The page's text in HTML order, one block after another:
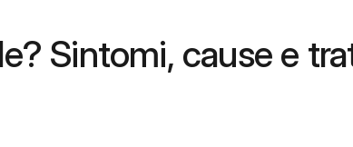
Sintomi, cause e